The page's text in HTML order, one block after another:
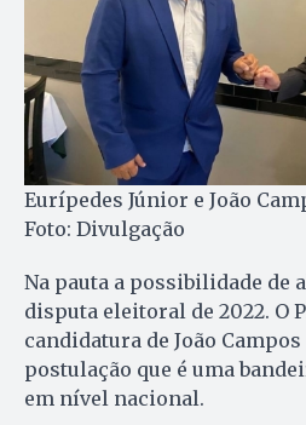
Eurípedes Júnior e João
Foto: Divulgação
Na pauta a possibilidade de
disputa eleitoral de 2022. O
candidatura de João
postulação que é uma
em nível nacional.